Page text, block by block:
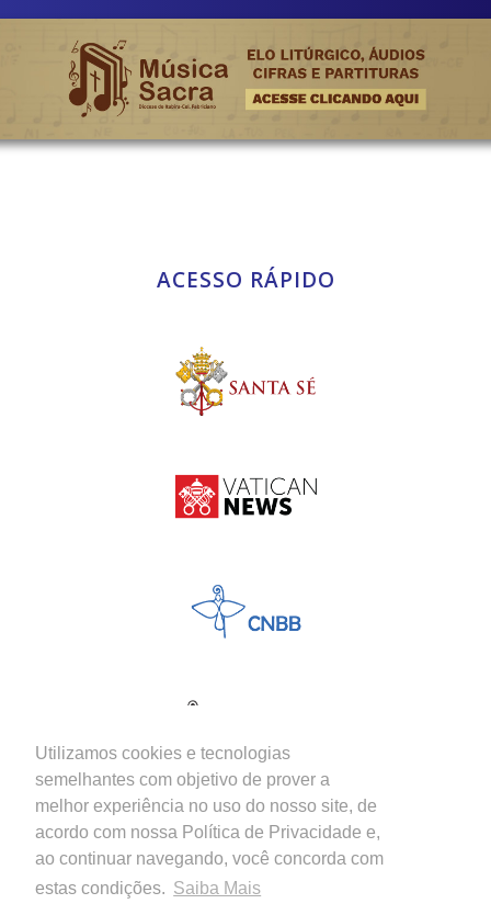
Utilizamos cookies e tecnologias
semelhantes com objetivo de prover a
melhor experiência no uso do nosso site, de
acordo com nossa Política de Privacidade e,
ao continuar navegando, você concorda com
estas condições. Saiba Mais
ACESSO RÁPIDO